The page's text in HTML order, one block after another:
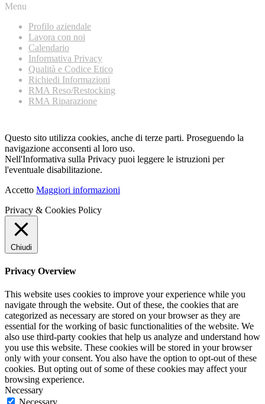
Menu
Profilo aziendale
Lavora con noi
Calendario
Informativa Privacy
Qualità e Codice Etico
Richiedi Informazioni
RMA Reso/Restocking
RMA Riparazione
Questo sito utilizza cookies, anche di terze parti. Proseguendo la
navigazione acconsenti al loro uso.
Nell'Informativa sulla Privacy puoi leggere le istruzioni per
l'eventuale disabilitazione.
Accetto Maggiori informazioni
Privacy & Cookies Policy
Chiudi
Privacy Overview
This website uses cookies to improve your experience while you
navigate through the website. Out of these, the cookies that are
categorized as necessary are stored on your browser as they are
essential for the working of basic functionalities of the website. We
also use third-party cookies that help us analyze and understand how
you use this website. These cookies will be stored in your browser
only with your consent. You also have the option to opt-out of these
cookies. But opting out of some of these cookies may affect your
browsing experience.
Necessary